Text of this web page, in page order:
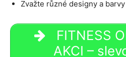
Zvažte různé designy a
FITNESS
AKCI –